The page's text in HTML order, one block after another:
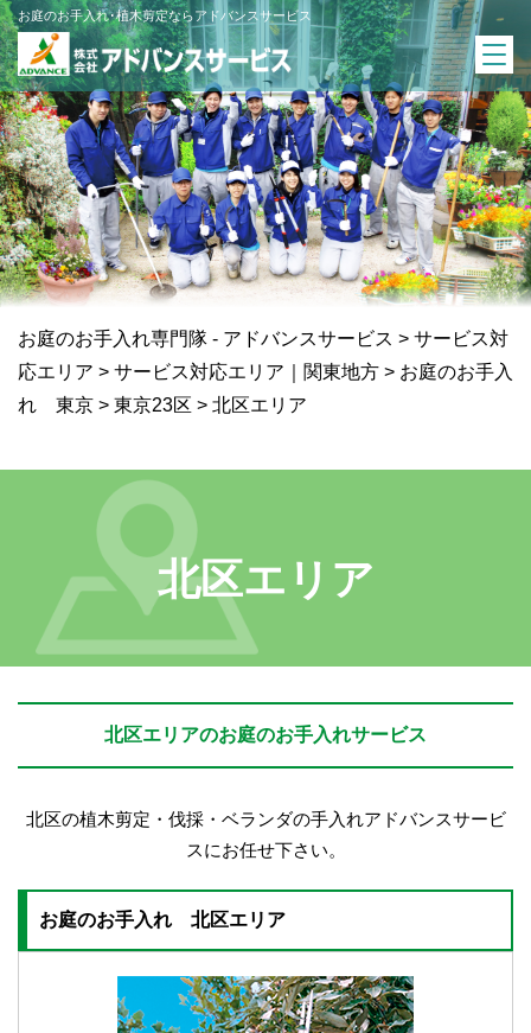
お庭のお手入れ･植木剪定ならアドバンスサービス
お庭のお手入れ専門隊 - アドバンスサービス > サービス対
応エリア > サービス対応エリア｜関東地方 > お庭のお手入
れ 東京 > 東京23区 > 北区エリア
北区エリア
北区エリアのお庭のお手入れサービス
北区の植木剪定・伐採・ベランダの手入れアドバンスサービ
スにお任せ下さい。
お庭のお手入れ 北区エリア